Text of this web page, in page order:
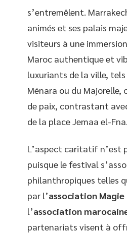
s’entremêlent.
animés et ses palais
visiteurs à une
Maroc authentique et
luxuriants de la ville, tels
Ménara ou du
de paix, contrastant
de la place Jemaa el-Fna.
L’aspect caritatif n’est
puisque le festival
philanthropiques telles
par l’association Magie
l’association
partenariats visent à